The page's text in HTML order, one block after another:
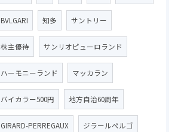
BVLGARI 知多 サントリー
株主優待 サンリオピューロランド
ハーモニーランド マッカラン
バイカラー500円 地方自治60周年
GIRARD-PERREGAUX ジラールペルゴ